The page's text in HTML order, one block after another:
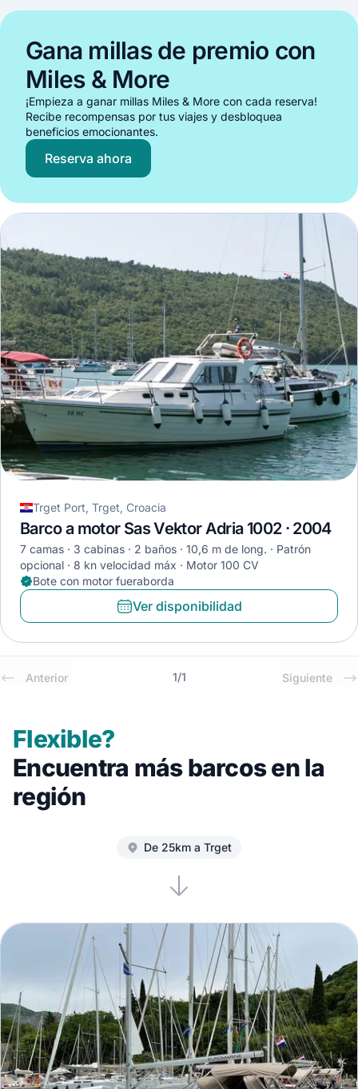
Gana millas de premio con
Miles & More
¡Empieza a ganar millas Miles & More con cada reserva!
Recibe recompensas por tus viajes y desbloquea
beneficios emocionantes.
Reserva ahora
Trget Port, Trget, Croacia
Barco a motor Sas Vektor Adria 1002 · 2004
7 camas 3 cabinas 2 baños 10,6 m de long.
Patrón
opcional
8 kn velocidad máx
Motor 100 CV
Bote con motor fueraborda
Ver disponibilidad
Anterior 1/1 Siguiente
Flexible?
Encuentra más barcos en la
región
De 25km a Trget